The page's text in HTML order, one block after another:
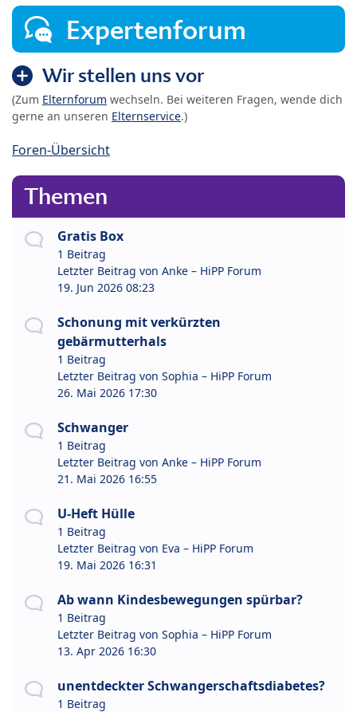
Expertenforum
Wir stellen uns vor
(Zum Elternforum wechseln. Bei weiteren Fragen, wende dich
gerne an unseren Elternservice.)
Foren-Übersicht
Themen
Gratis Box
1 Beitrag
Letzter Beitrag von Anke – HiPP Forum
19. Jun 2026 08:23
Schonung mit verkürzten
gebärmutterhals
1 Beitrag
Letzter Beitrag von Sophia – HiPP Forum
26. Mai 2026 17:30
Schwanger
1 Beitrag
Letzter Beitrag von Anke – HiPP Forum
21. Mai 2026 16:55
U-Heft Hülle
1 Beitrag
Letzter Beitrag von Eva – HiPP Forum
19. Mai 2026 16:31
Ab wann Kindesbewegungen spürbar?
1 Beitrag
Letzter Beitrag von Sophia – HiPP Forum
13. Apr 2026 16:30
unentdeckter Schwangerschaftsdiabetes?
1 Beitrag